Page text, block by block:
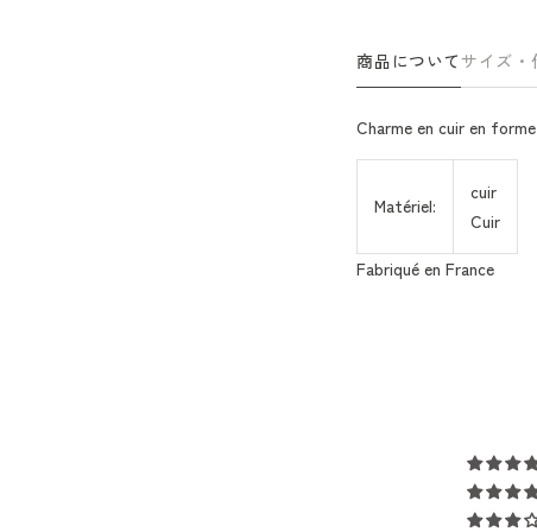
商品についてサイズ・
Charme en cuir en
Matériel:
cuir
Cuir
Fabriqué en France